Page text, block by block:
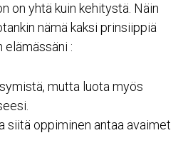
on yhtä kuin kehitystä. Näin
nämä kaksi prinsiippiä
elämässäni :
mutta luota myös
siitä oppiminen antaa avaimet